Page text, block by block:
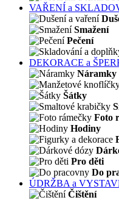
VAŘENÍ a
Smažení
Pečení
DEKORACE a
Náramky
Šátky
Foto
Hodiny
Pro děti
Do
ÚDRŽBA a
Čištění